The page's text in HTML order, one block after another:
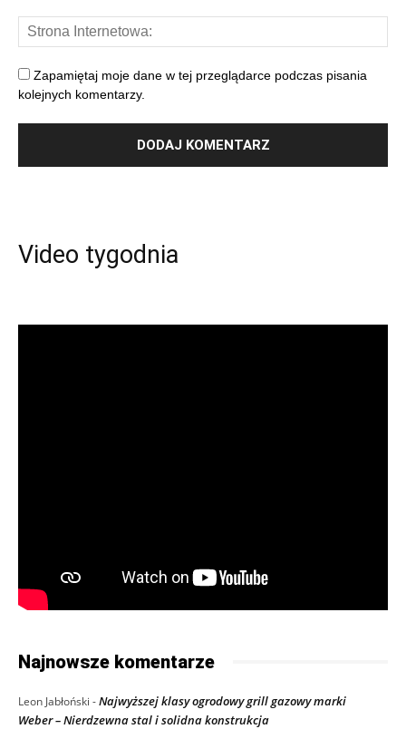
Zapamiętaj moje dane w tej przeglądarce podczas pisania
kolejnych komentarzy.
Video tygodnia
Najnowsze komentarze
Leon Jabłoński -Najwyższej klasy ogrodowy grill gazowy marki
Weber – Nierdzewna stal i solidna konstrukcja